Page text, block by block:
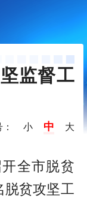
监督工
小 中 大
全市脱贫
脱贫攻坚工